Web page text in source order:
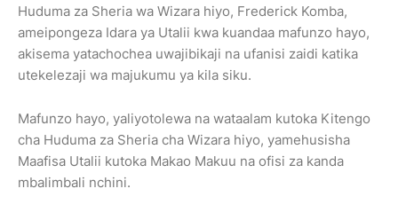
Huduma za Sheria wa Wizara hiyo, Frederick Komba,
ameipongeza Idara ya Utalii kwa kuandaa mafunzo hayo,
akisema yatachochea uwajibikaji na ufanisi zaidi katika
utekelezaji wa majukumu ya kila siku.
Mafunzo hayo, yaliyotolewa na wataalam kutoka Kitengo
cha Huduma za Sheria cha Wizara hiyo, yamehusisha
Maafisa Utalii kutoka Makao Makuu na ofisi za kanda
mbalimbali nchini.